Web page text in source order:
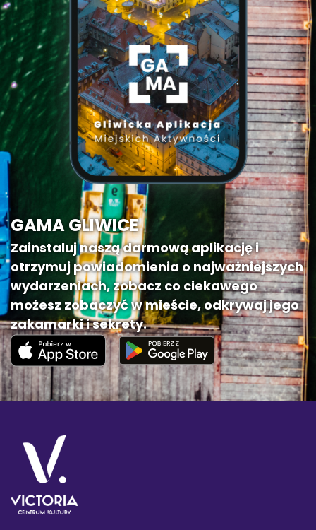
GAMA GLIWICE
Zainstaluj naszą darmową aplikację i
otrzymuj powiadomienia o najważniejszych
wydarzeniach, zobacz co ciekawego
możesz zobaczyć w mieście, odkrywaj jego
zakamarki i sekrety.